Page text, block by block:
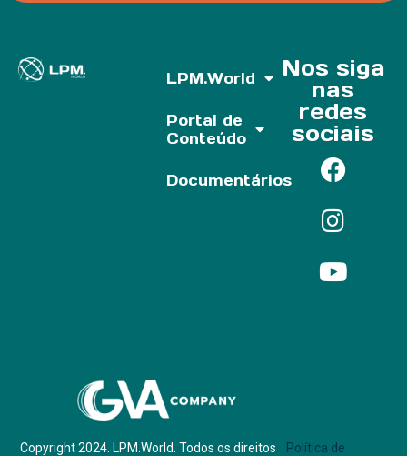
LPM.World
Portal de
Conteúdo
Documentários
Nos siga
nas
redes
sociais
Copyright 2024. LPM.World. Todos os direitos
Política de